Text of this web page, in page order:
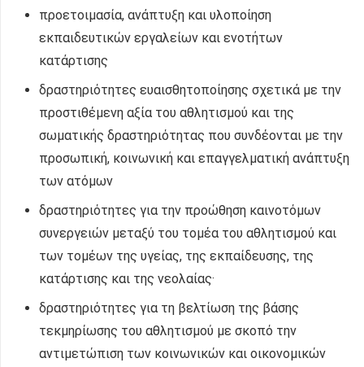
προετοιμασία, ανάπτυξη και υλοποίηση
εκπαιδευτικών εργαλείων και ενοτήτων
κατάρτισης
δραστηριότητες ευαισθητοποίησης σχετικά με την
προστιθέμενη αξία του αθλητισμού και της
σωματικής δραστηριότητας που συνδέονται με την
προσωπική, κοινωνική και επαγγελματική ανάπτυξη
των ατόμων
δραστηριότητες για την προώθηση καινοτόμων
συνεργειών μεταξύ του τομέα του αθλητισμού και
των τομέων της υγείας, της εκπαίδευσης, της
κατάρτισης και της νεολαίας·
δραστηριότητες για τη βελτίωση της βάσης
τεκμηρίωσης του αθλητισμού με σκοπό την
αντιμετώπιση των κοινωνικών και οικονομικών